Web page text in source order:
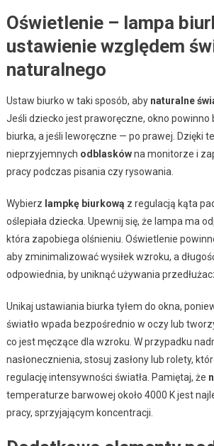
Oświetlenie – lampa
ustawienie względem
naturalnego
Ustaw biurko w taki sposób, aby naturalne
Jeśli dziecko jest praworęczne, okno powinno
biurka, a jeśli leworęczne — po prawej. Dzięki
nieprzyjemnych odblaskówna monitorze i
pracy podczas pisania czy rysowania.
Wybierz lampkę biurkową z regulacją kąta
oślepiała dziecka. Upewnij się, że lampa ma
która zapobiega olśnieniu. Oświetlenie
aby zminimalizować wysiłek wzroku, a
odpowiednia, by uniknąć używania
Unikaj ustawiania biurka tyłem do okna,
światło wpada bezpośrednio w oczy lub
co jest męczące dla wzroku. W przypadku
nasłonecznienia, stosuj zasłony lub rolety,
regulację intensywności światła. Pamiętaj, że
temperaturze barwowej około 4000 K jest
pracy, sprzyjającym koncentracji.